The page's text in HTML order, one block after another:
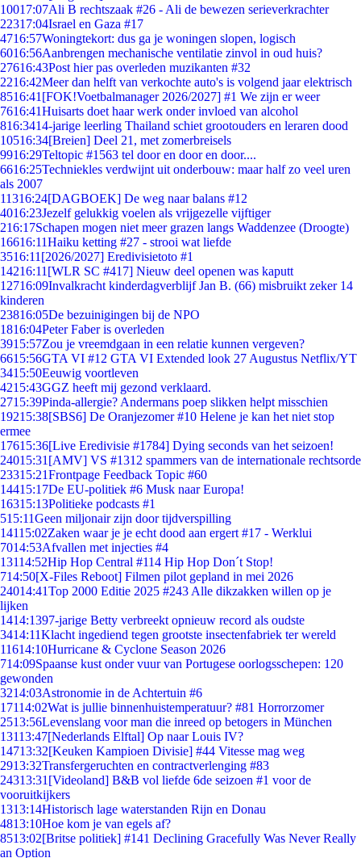
10017:07Ali B rechtszaak #26 - Ali de bewezen serieverkrachter
22317:04Israel en Gaza #17
4716:57Woningtekort: dus ga je woningen slopen, logisch
6016:56Aanbrengen mechanische ventilatie zinvol in oud huis?
27616:43Post hier pas overleden muzikanten #32
2216:42Meer dan helft van verkochte auto's is volgend jaar elektrisch
8516:41 [FOK!Voetbalmanager 2026/2027] #1 We zijn er weer
7616:41Huisarts doet haar werk onder invloed van alcohol
816:3414-jarige leerling Thailand schiet grootouders en leraren dood
10516:34[Breien] Deel 21, met zomerbreisels
9916:29Teltopic #1563 tel door en door en door....
6616:25Techniekles verdwijnt uit onderbouw: maar half zo veel uren
als 2007
11316:24[DAGBOEK] De weg naar balans #12
4016:23Jezelf gelukkig voelen als vrijgezelle vijftiger
216:17Schapen mogen niet meer grazen langs Waddenzee (Droogte)
16616:11Haiku ketting #27 - strooi wat liefde
3516:11 [2026/2027] Eredivisietoto #1
14216:11 [WLR SC #417] Nieuw deel openen was kaputt
12716:09Invalkracht kinderdagverblijf Jan B. (66) misbruikt zeker 14
kinderen
23816:05De bezuinigingen bij de NPO
1816:04Peter Faber is overleden
3915:57Zou je vreemdgaan in een relatie kunnen vergeven?
6615:56GTA VI #12 GTA VI Extended look 27 Augustus Netflix/YT
3415:50Eeuwig voortleven
4215:43GGZ heeft mij gezond verklaard.
2715:39Pinda-allergie? Andermans poep slikken helpt misschien
19215:38[SBS6] De Oranjezomer #10 Helene je kan het niet stop
ermee
17615:36[Live Eredivisie #1784] Dying seconds van het seizoen!
24015:31 [AMV] VS #1312 spammers van de internationale rechtsorde
23315:21Frontpage Feedback Topic #60
14415:17De EU-politiek #6 Musk naar Europa!
16315:13Politieke podcasts #1
515:11Geen miljonair zijn door tijdverspilling
14115:02Zaken waar je je echt dood aan ergert #17 - Werklui
7014:53Afvallen met injecties #4
13114:52Hip Hop Central #114 Hip Hop Don´t Stop!
714:50[X-Files Reboot] Filmen pilot gepland in mei 2026
24014:41Top 2000 Editie 2025 #243 Alle dikzakken willen op je
lijken
1414:1397-jarige Betty verbreekt opnieuw record als oudste
3414:11Klacht ingediend tegen grootste insectenfabriek ter wereld
11614:10Hurricane & Cyclone Season 2026
714:09Spaanse kust onder vuur van Portugese oorlogsschepen: 120
gewonden
3214:03Astronomie in de Achtertuin #6
17114:02Wat is jullie binnenhuistemperatuur? #81 Horrorzomer
2513:56Levenslang voor man die inreed op betogers in München
13113:47[Nederlands Elftal] Op naar Louis IV?
14713:32[Keuken Kampioen Divisie] #44 Vitesse mag weg
2913:32Transfergeruchten en contractverlenging #83
24313:31 [Videoland] B&B vol liefde 6de seizoen #1 voor de
vooruitkijkers
1313:14Historisch lage waterstanden Rijn en Donau
4813:10Hoe kom je van egels af?
8513:02[Britse politiek] #141 Declining Gracefully Was Never Really
an Option